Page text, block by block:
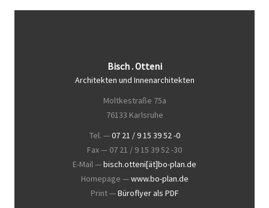
Bisch . Otteni
Architekten und Innenarchitekten
Moltkestraße 75a
76133 Karlsruhe
Tel. —07 21 / 9 15 39 52 -0
Fax — 07 21 / 9 15 39 52 -30
E-Mail —bisch.otteni[ät]bo-plan.de
Homepage —www.bo-plan.de
Print —Büroflyer als PDF